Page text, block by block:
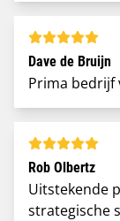
Dave de Bruijn
Prima bedrijf
Rob Olbertz
Uitstekende
strategische